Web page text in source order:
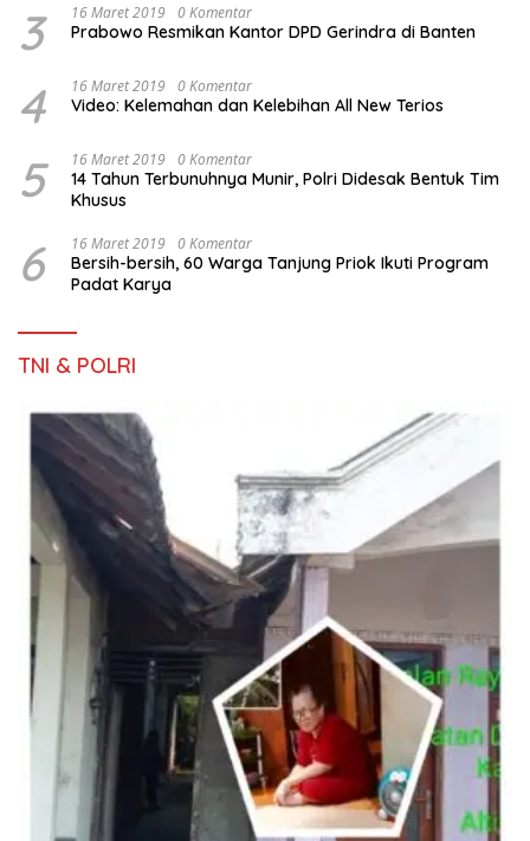
3 16 Maret 2019 0 Komentar
Prabowo Resmikan Kantor DPD Gerindra di Banten
4 16 Maret 2019 0 Komentar
Video: Kelemahan dan Kelebihan All New Terios
5 16 Maret 2019 0 Komentar
14 Tahun Terbunuhnya Munir, Polri Didesak Bentuk Tim
Khusus
6 16 Maret 2019 0 Komentar
Bersih-bersih, 60 Warga Tanjung Priok Ikuti Program
Padat Karya
TNI & POLRI